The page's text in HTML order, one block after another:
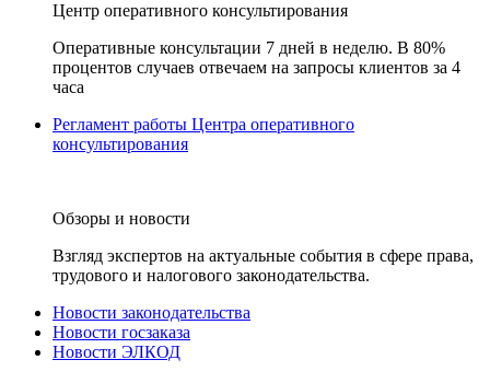
Центр оперативного консультирования
Оперативные консультации 7 дней в неделю. В 80%
процентов случаев отвечаем на запросы клиентов за 4
часа
Регламент работы Центра оперативного
консультирования
Обзоры и новости
Взгляд экспертов на актуальные события в сфере права,
трудового и налогового законодательства.
Новости законодательства
Новости госзаказа
Новости ЭЛКОД